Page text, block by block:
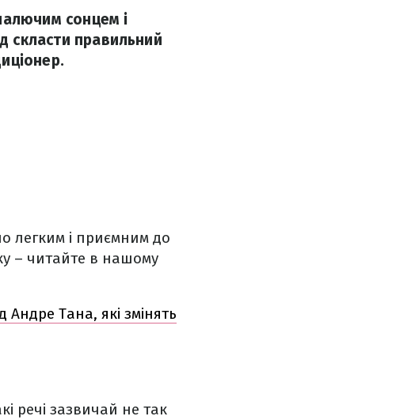
сонцем і
скласти правильний
легким і приємним до
– читайте в нашому
Тана, які змінять
речі зазвичай не так